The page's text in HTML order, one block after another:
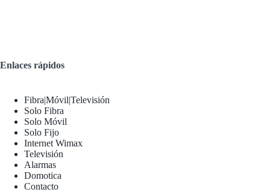
Enlaces rápidos
Fibra|Móvil|Televisión
Solo Fibra
Solo Móvil
Solo Fijo
Internet Wimax
Televisión
Alarmas
Domotica
Contacto